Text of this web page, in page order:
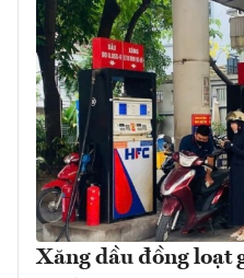
Xăng dầu đồng loạt